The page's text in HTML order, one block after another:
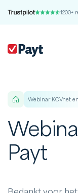
1200+
Webinar KOVnet
Payt